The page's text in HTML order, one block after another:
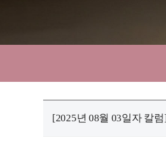
[2025년 08월 03일자 칼